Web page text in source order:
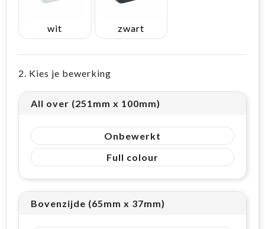
wit zwart
2. Kies je bewerking
All over (251mm x 100mm)
Onbewerkt
Full colour
Bovenzijde (65mm x 37mm)